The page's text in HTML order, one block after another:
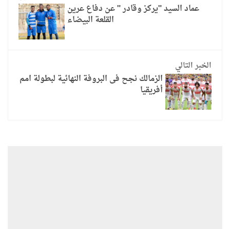
عماد السيد "يركز وقادر " عن دفاع عرين
القلعة البيضاء
الخبر التالي
الزمالك نجح فى البروفة النهائية لبطولة امم
أفريقيا